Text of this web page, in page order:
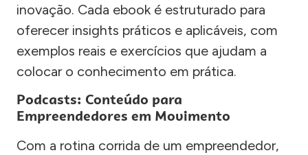
inovação. Cada ebook é estruturado para
oferecer insights práticos e aplicáveis, com
exemplos reais e exercícios que ajudam a
colocar o conhecimento em prática.
Podcasts: Conteúdo para
Empreendedores em Movimento
Com a rotina corrida de um empreendedor,